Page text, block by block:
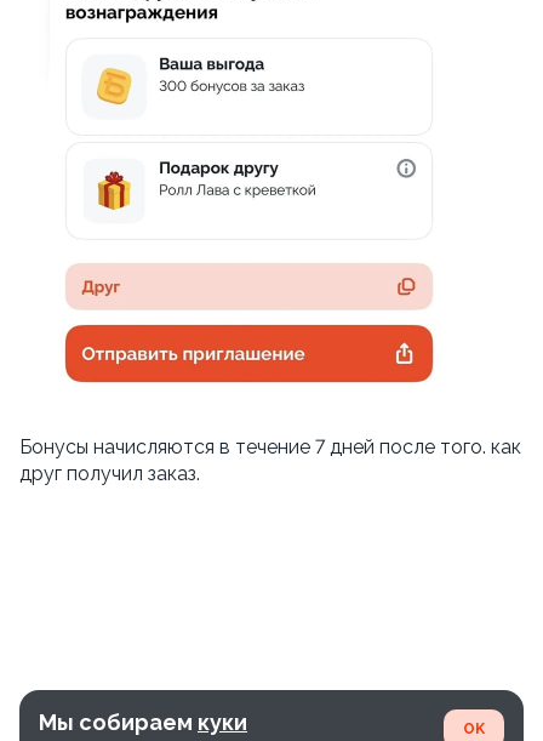
Бонусы начисляются в течение 7 дней после того. как
друг получил заказ.
Мы собираем куки OK